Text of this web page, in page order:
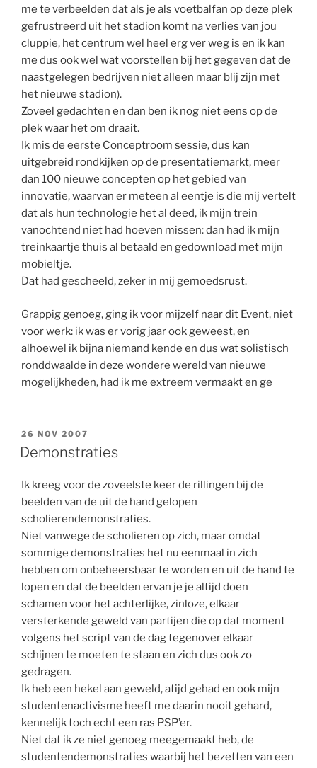
me te verbeelden dat als je als voetbalfan op deze plek
gefrustreerd uit het stadion komt na verlies van jou
cluppie, het centrum wel heel erg ver weg is en ik kan
me dus ook wel wat voorstellen bij het gegeven dat de
naastgelegen bedrijven niet alleen maar blij zijn met
het nieuwe stadion).
Zoveel gedachten en dan ben ik nog niet eens op de
plek waar het om draait.
Ik mis de eerste Conceptroom sessie, dus kan
uitgebreid rondkijken op de presentatiemarkt, meer
dan 100 nieuwe concepten op het gebied van
innovatie, waarvan er meteen al eentje is die mij vertelt
dat als hun technologie het al deed, ik mijn trein
vanochtend niet had hoeven missen: dan had ik mijn
treinkaartje thuis al betaald en gedownload met mijn
mobieltje.
Dat had gescheeld, zeker in mij gemoedsrust.
Grappig genoeg, ging ik voor mijzelf naar dit Event, niet
voor werk: ik was er vorig jaar ook geweest, en
alhoewel ik bijna niemand kende en dus wat solistisch
ronddwaalde in deze wondere wereld van nieuwe
mogelijkheden, had ik me extreem vermaakt en ge
GEPLAATST
OP
26 NOV 2007
Demonstraties
Ik kreeg voor de zoveelste keer de rillingen bij de
beelden van de uit de hand gelopen
scholierendemonstraties.
Niet vanwege de scholieren op zich, maar omdat
sommige demonstraties het nu eenmaal in zich
hebben om onbeheersbaar te worden en uit de hand te
lopen en dat de beelden ervan je je altijd doen
schamen voor het achterlijke, zinloze, elkaar
versterkende geweld van partijen die op dat moment
volgens het script van de dag tegenover elkaar
schijnen te moeten te staan en zich dus ook zo
gedragen.
Ik heb een hekel aan geweld, atijd gehad en ook mijn
studentenactivisme heeft me daarin nooit gehard,
kennelijk toch echt een ras PSP’er.
Niet dat ik ze niet genoeg meegemaakt heb, de
studentendemonstraties waarbij het bezetten van een